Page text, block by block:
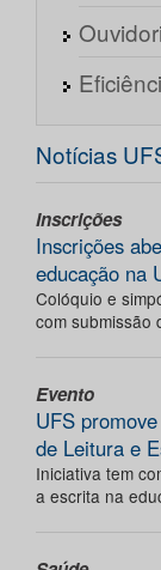
Notícias
Inscrições
Inscrições
educação na
Colóquio e
com submissão
Evento
UFS
de Leitura e
Iniciativa tem
a escrita na